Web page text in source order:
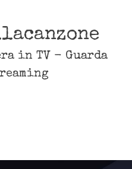
in TV - Guarda